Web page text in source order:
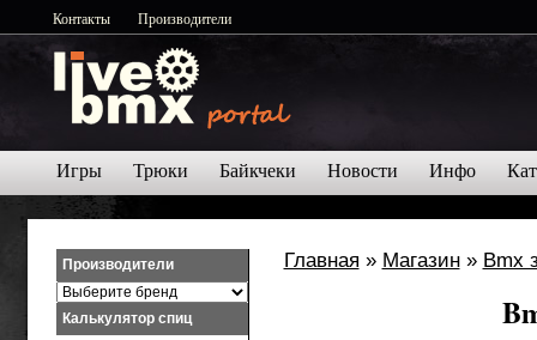
Контакты Производители
Игры Трюки Байкчеки Новости Инфо
Главная » Магазин» Bmx
Производители
Калькулятор спиц